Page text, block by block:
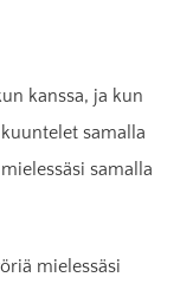
kanssa, ja kun
samalla
samalla
mielessäsi